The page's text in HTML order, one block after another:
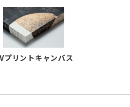
プリントキャンバス